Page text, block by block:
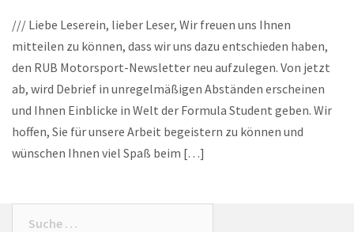
/// Liebe Leserein, lieber Leser, Wir freuen uns Ihnen
mitteilen zu können, dass wir uns dazu entschieden haben,
den RUB Motorsport-Newsletter neu aufzulegen. Von jetzt
ab, wird Debrief in unregelmäßigen Abständen erscheinen
und Ihnen Einblicke in Welt der Formula Student geben. Wir
hoffen, Sie für unsere Arbeit begeistern zu können und
wünschen Ihnen viel Spaß beim […]